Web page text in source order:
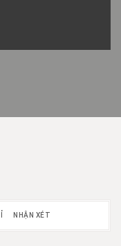
NHẬN XÉT